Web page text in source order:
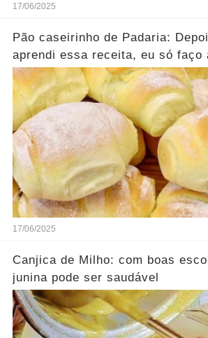
17/06/2025
Pão caseirinho de Padaria:
aprendi essa receita, eu só faço
mais
17/06/2025
Canjica de Milho: com boas
junina pode ser saudável